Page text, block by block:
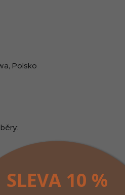
Polsko
SLEVA 10 %